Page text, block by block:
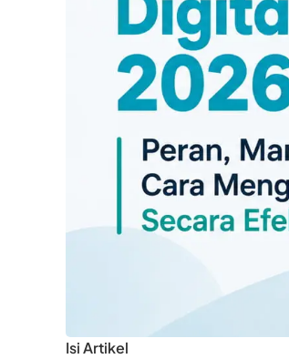
Isi Artikel